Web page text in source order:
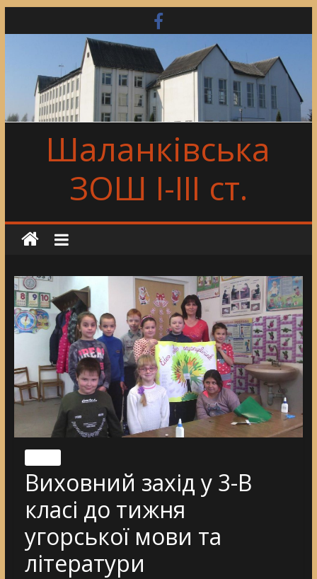
to
Шаланківська
ЗОШ І-ІІІ ст.
Виховний захід у 3-В
класі до тижня
угорської мови та
літератури